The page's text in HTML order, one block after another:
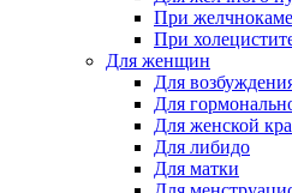
При
При
Для женщин
Для
Для
Для женской
Для либидо
Для матки